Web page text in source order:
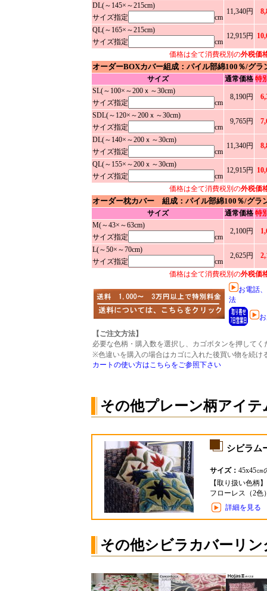
DL(～145×～215cm)
サイズ指定
cm
11,340円
QL(～165×～215cm)
サイズ指定
cm
12,915円
価格は全て消費税別の外税価
オーダーBOXカバー組成：パイル部綿100％/グラ
サイズ 通常価格 特
SL(～100×～200ｘ～30cm)
サイズ指定
cm
8,190円
SDL(～120×～200ｘ～30cm)
サイズ指定
cm
9,765円
DL(～140×～200ｘ～30cm)
サイズ指定
cm
11,340円
QL(～155×～200ｘ～30cm)
サイズ指定
cm
12,915円
価格は全て消費税別の外税価
オーダー枕カバー 組成：パイル部綿100％/グラ
サイズ 通常価格 特
M(～43×～63cm)
サイズ指定
cm
2,100円
L(～50×～70cm)
サイズ指定
cm
2,625円
価格は全て消費税別の外税価
お電話
法
【ご注文方法】
必要な色柄・購入数を選択し、カゴボタンを押して
※色違いを購入の場合はカゴに入れた後買い物を続け
カートの使い方はこちらをご参照下さい
その他プレーン柄アイテ
シビラム
サイズ： 45x45㎝
【取り扱い色柄】
フローレス（2色
詳細を見る
その他シビラカバーリ